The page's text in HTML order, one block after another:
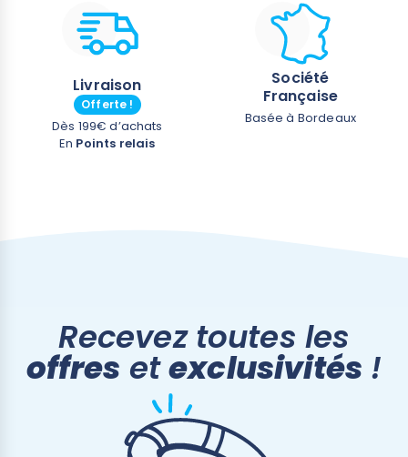
Livraison
Offerte !
Dès 199€ d’achats
En Points relais
Société
Française
Basée à Bordeaux
Recevez toutes les
offres etexclusivités !